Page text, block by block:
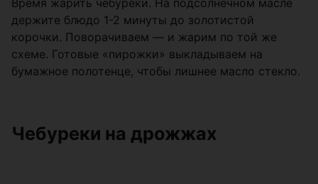
Время жарить чебуреки. На подсолнечном масле
держите блюдо 1-2 минуты до золотистой
корочки. Поворачиваем — и жарим по той же
схеме. Готовые «пирожки» выкладываем на
бумажное полотенце, чтобы лишнее масло стекло.
Чебуреки на дрожжах